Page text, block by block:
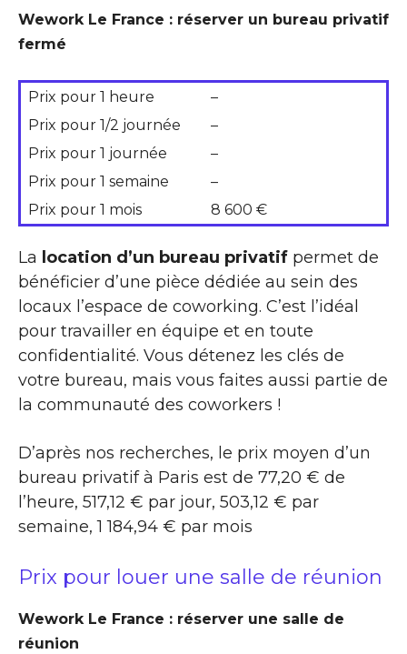
Wework Le France : réserver un bureau privatif
fermé
Prix pour 1 heure
–
Prix pour 1/2 journée
–
Prix pour 1 journée
–
Prix pour 1 semaine
–
Prix pour 1 mois
8 600 €
La location d’un bureau privatif permet de
bénéficier d’une pièce dédiée au sein des
locaux l’espace de coworking. C’est l’idéal
pour travailler en équipe et en toute
confidentialité. Vous détenez les clés de
votre bureau, mais vous faites aussi partie de
la communauté des coworkers !
D’après nos recherches, le prix moyen d’un
bureau privatif à Paris est de 77,20 € de
l’heure, 517,12 € par jour, 503,12 € par
semaine, 1 184,94 € par mois
Prix pour louer une salle de réunion
Wework Le France : réserver une salle de
réunion